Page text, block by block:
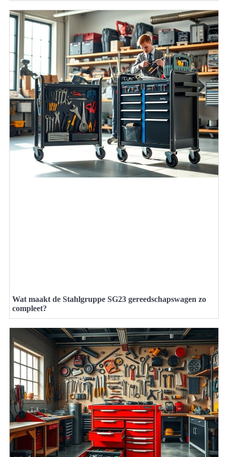
Wat maakt de Stahlgruppe SG23 gereedschapswagen zo
compleet?